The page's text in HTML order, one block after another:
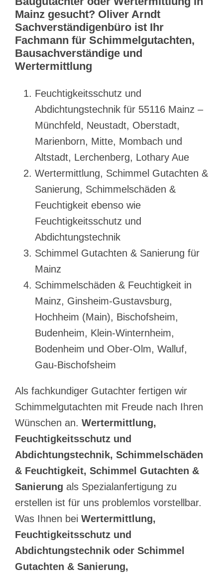
Mainz gesucht? Oliver Arndt
Sachverständigenbüro ist Ihr
Fachmann für Schimmelgutachten,
Bausachverständige und
Wertermittlung
Feuchtigkeitsschutz und
Abdichtungstechnik für 55116 Mainz –
Münchfeld, Neustadt, Oberstadt,
Marienborn, Mitte, Mombach und
Altstadt, Lerchenberg, Lothary Aue
Wertermittlung, Schimmel Gutachten &
Sanierung, Schimmelschäden &
Feuchtigkeit ebenso wie
Feuchtigkeitsschutz und
Abdichtungstechnik
Schimmel Gutachten & Sanierung für
Mainz
Schimmelschäden & Feuchtigkeit in
Mainz, Ginsheim-Gustavsburg,
Hochheim (Main), Bischofsheim,
Budenheim, Klein-Winternheim,
Bodenheim und Ober-Olm, Walluf,
Gau-Bischofsheim
Als fachkundiger Gutachter fertigen wir
Schimmelgutachten mit Freude nach Ihren
Wünschen an. Wertermittlung,
Feuchtigkeitsschutz und
Abdichtungstechnik, Schimmelschäden
& Feuchtigkeit, Schimmel Gutachten &
Sanierung als Spezialanfertigung zu
erstellen ist für uns problemlos vorstellbar.
Was Ihnen bei Wertermittlung,
Feuchtigkeitsschutz und
Abdichtungstechnik oder Schimmel
Gutachten & Sanierung,